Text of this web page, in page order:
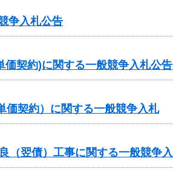
争入札公告
契約)に関する一般競争入札公告
価契約）に関する一般競争入札
（翌債）工事に関する一般競争